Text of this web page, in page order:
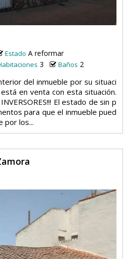
Estado A reformar
3 Baños 2
del inmueble por su situaci
en venta con esta situación.
INVERSORES!!! El estado de sin p
para que el inmueble pued
por los...